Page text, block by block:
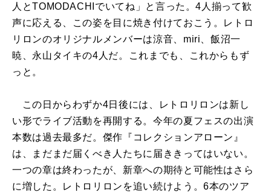
人とTOMODACHIでいてね」と言った。4人揃って歓
声に応える、この姿を目に焼き付けておこう。レトロ
リロンのオリジナルメンバーは涼音、miri、飯沼一
暁、永山タイキの4人だ。これまでも、これからもず
っと。
この日からわずか4日後には、レトロリロンは新し
い形でライブ活動を再開する。今年の夏フェスの出演
本数は過去最多だ。傑作『コレクションアローン』
は、まだまだ届くべき人たちに届ききってはいない。
一つの章は終わったが、新章への期待と可能性はさら
に増した。レトロリロンを追い続けよう。6本のツア